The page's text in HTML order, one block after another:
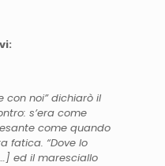
con noi” dichiarò il
s’era come
come quando
fatica. “Dove lo
ed il maresciallo